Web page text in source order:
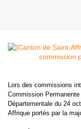
Lors des commissions
Commission
Départementale du 24
Affrique portés par la